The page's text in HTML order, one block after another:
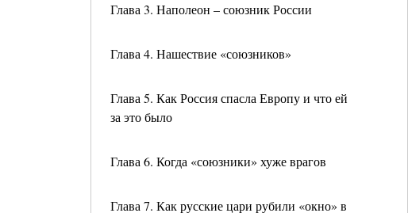
Глава 3. Наполеон – союзник России
Глава 4. Нашествие «союзников»
Глава 5. Как Россия спасла Европу и что ей
за это было
Глава 6. Когда «союзники» хуже врагов
Глава 7. Как русские цари рубили «окно» в